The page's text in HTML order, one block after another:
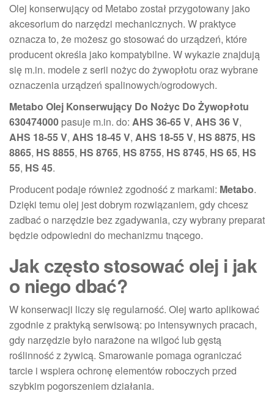
Olej konserwujący od Metabo został przygotowany jako
akcesorium do narzędzi mechanicznych. W praktyce
oznacza to, że możesz go stosować do urządzeń, które
producent określa jako kompatybilne. W wykazie znajdują
się m.in. modele z serii nożyc do żywopłotu oraz wybrane
oznaczenia urządzeń spalinowych/ogrodowych.
Metabo Olej Konserwujący Do Nożyc Do Żywopłotu
630474000 pasuje m.in. do: AHS 36-65 V, AHS 36 V,
AHS 18-55 V, AHS 18-45 V, AHS 18-55 V, HS 8875, HS
8865, HS 8855, HS 8765, HS 8755, HS 8745, HS 65, HS
55, HS 45.
Producent podaje również zgodność z markami: Metabo.
Dzięki temu olej jest dobrym rozwiązaniem, gdy chcesz
zadbać o narzędzie bez zgadywania, czy wybrany preparat
będzie odpowiedni do mechanizmu tnącego.
Jak często stosować olej i jak
o niego dbać?
W konserwacji liczy się regularność. Olej warto aplikować
zgodnie z praktyką serwisową: po intensywnych pracach,
gdy narzędzie było narażone na wilgoć lub gęstą
roślinność z żywicą. Smarowanie pomaga ograniczać
tarcie i wspiera ochronę elementów roboczych przed
szybkim pogorszeniem działania.